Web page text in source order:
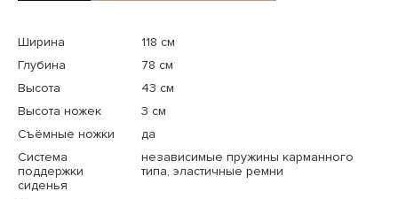
Ширина
118 см
Глубина
78 см
Высота
43 см
Высота ножек
3 см
Съёмные ножки
да
Система
поддержки
сиденья
независимые пружины карманного
типа, эластичные ремни